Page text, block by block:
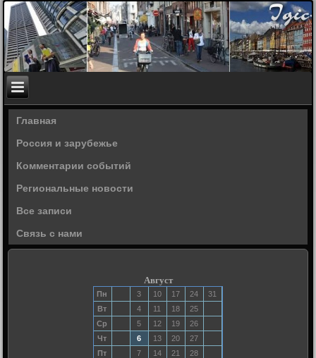
Главная
Россия и зарубежье
Комментарии событий
Региональные новости
Все записи
Связь с нами
Август
Пн 3 10 17 24
31
Вт
4 11 18
25
Ср
5 12 19
26
Чт
6 13 20
27
Пт
7 14 21
28